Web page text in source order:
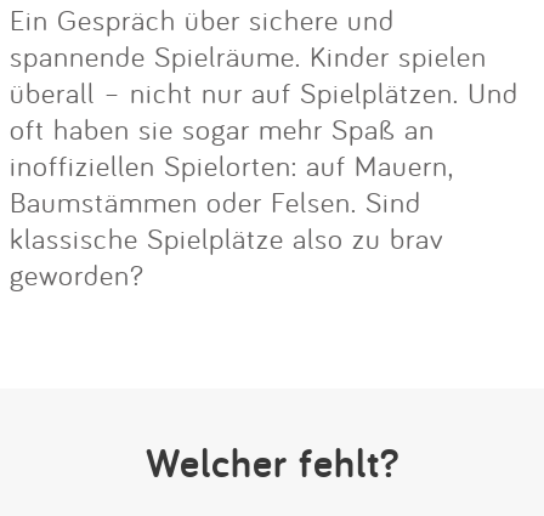
Ein Gespräch über sichere und
spannende Spielräume. Kinder spielen
überall – nicht nur auf Spielplätzen. Und
oft haben sie sogar mehr Spaß an
inoffiziellen Spielorten: auf Mauern,
Baumstämmen oder Felsen. Sind
klassische Spielplätze also zu brav
geworden?
Welcher fehlt?